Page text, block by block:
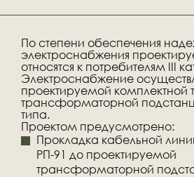
По степени обеспечения
электроснабжения
относятся к потребителям III
Электроснабжение
проектируемой комплектной
трансформаторной
типа.
Проектом предусмотрено:
Прокладка кабельной
РП-91 до проектируемой
трансформаторной